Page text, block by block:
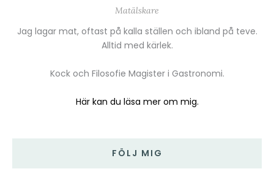
Matälskare
Jag lagar mat, oftast på kalla ställen och ibland på teve.
Alltid med kärlek.
Kock och Filosofie Magister i Gastronomi.
Här kan du läsa mer om mig.
FÖLJ MIG